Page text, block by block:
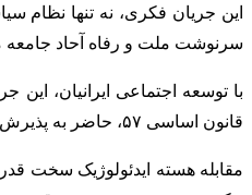
این جریان فکری، نه تنها نظام
سرنوشت ملت و رفاه آحاد جامعه
قانون اساسی ۵۷، حاضر به پذیرش رأی ملت و همراهی با خوانش اصلاح طلبانه نظام متناسب با تحولات اجتماعی ایرانیان نشد.